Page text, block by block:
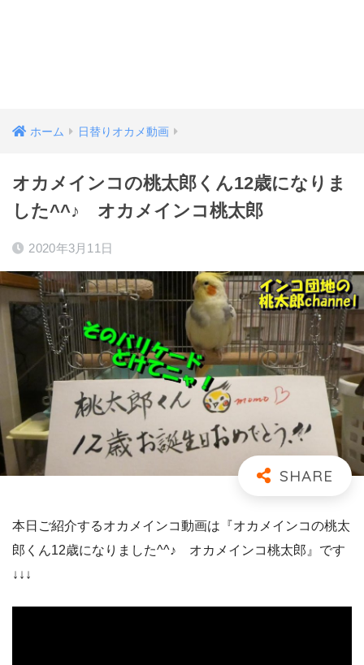
ホーム 日替りオカメ動画
オカメインコの桃太郎くん12歳になりま
した^^♪ オカメインコ桃太郎
2020年3月11日
本日ご紹介するオカメインコ動画は『オカメインコの桃太
郎くん12歳になりました^^♪ オカメインコ桃太郎』です
↓↓↓